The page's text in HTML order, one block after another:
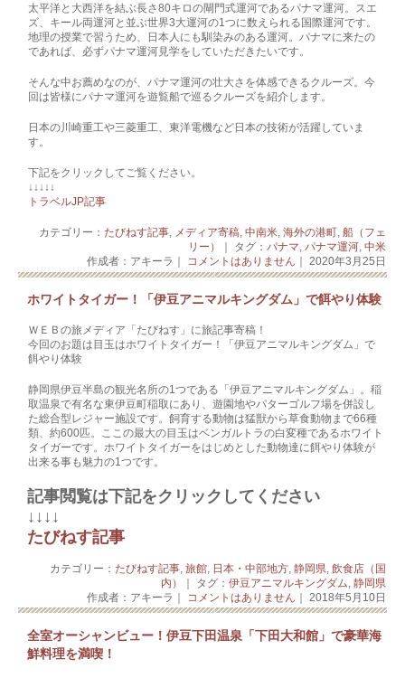
太平洋と大西洋を結ぶ長さ80キロの閘門式運河であるパナマ運河。スエ
ズ、キール両運河と並ぶ世界3大運河の1つに数えられる国際運河です。
地理の授業で習うため、日本人にも馴染みのある運河。パナマに来たの
であれば、必ずパナマ運河見学をしていただきたいです。
そんな中お薦めなのが、パナマ運河の壮大さを体感できるクルーズ。今
回は皆様にパナマ運河を遊覧船で巡るクルーズを紹介します。
日本の川崎重工や三菱重工、東洋電機など日本の技術が活躍していま
す。
下記をクリックしてご覧ください。
↓↓↓↓↓
トラベルJP記事
カテゴリー： たびねす記事, メディア寄稿, 中南米, 海外の港町, 船（フェ
リー）
｜ タグ： パナマ パナマ運河, 中米
作成者：アキーラ｜
コメントはありません ｜ 2020年3月25日
ホワイトタイガー！「伊豆アニマルキングダム」で餌やり体験
ＷＥＢの旅メディア「たびねす」に旅記事寄稿！
今回のお題は目玉はホワイトタイガー！「伊豆アニマルキングダム」で
餌やり体験
静岡県伊豆半島の観光名所の1つである「伊豆アニマルキングダム」。稲
取温泉で有名な東伊豆町稲取にあり、遊園地やパターゴルフ場を併設し
た総合型レジャー施設です。飼育する動物は猛獣から草食動物まで66種
類、約600匹。ここの最大の目玉はベンガルトラの白変種であるホワイト
タイガーです。ホワイトタイガーをはじめとした動物達に餌やり体験が
出来る事も魅力の1つです。
記事閲覧は下記をクリックしてください
↓↓↓↓
たびねす記事
カテゴリー： たびねす記事, 旅館, 日本・中部地方, 静岡県, 飲食店（国
内）
｜ タグ： 伊豆アニマルキングダム, 静岡県
作成者：アキーラ｜ コメントはありません ｜ 2018年5月10日
全室オーシャンビュー！伊豆下田温泉「下田大和館」で豪華海
鮮料理を満喫！